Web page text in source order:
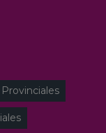
Provinciales